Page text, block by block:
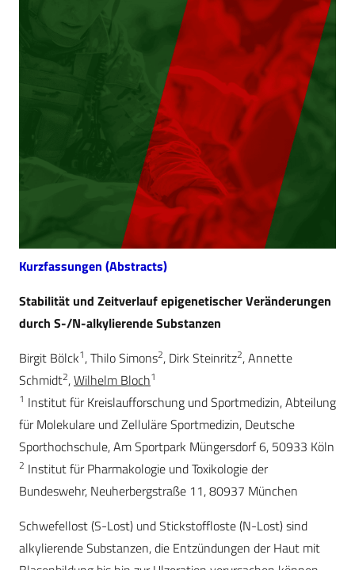
Kurzfassungen (Abstracts)
Stabilität und Zeitverlauf epigenetischer Veränderungen
durch S-/N-alkylierende Substanzen
Birgit Bölck1, Thilo Simons2, Dirk Steinritz2, Annette
Schmidt2,Wilhelm Bloch1
1 Institut für Kreislaufforschung und Sportmedizin, Abteilung
für Molekulare und Zelluläre Sportmedizin, Deutsche
Sporthochschule, Am Sportpark Müngersdorf 6, 50933 Köln
2 Institut für Pharmakologie und Toxikologie der
Bundeswehr, Neuherbergstraße 11, 80937 München
Schwefellost (S-Lost) und Stickstoffloste (N-Lost) sind
alkylierende Substanzen, die Entzündungen der Haut mit